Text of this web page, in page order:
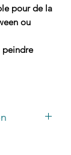
pour de la
ou
peindre